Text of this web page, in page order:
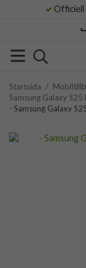
Startsida /
Samsung Galaxy S25
- Samsung Galaxy